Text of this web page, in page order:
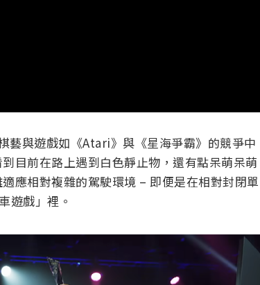
藝與遊戲如《Atari》與《星海爭霸》的競爭中
目前在路上遇到白色靜止物，還有點呆萌呆萌
應相對複雜的駕駛環境 – 即便是在相對封閉單
遊戲」裡。